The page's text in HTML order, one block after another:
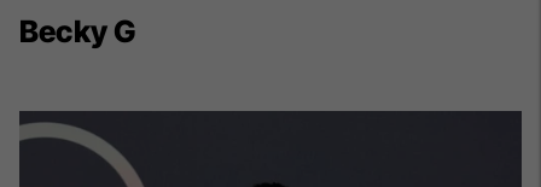
Becky G